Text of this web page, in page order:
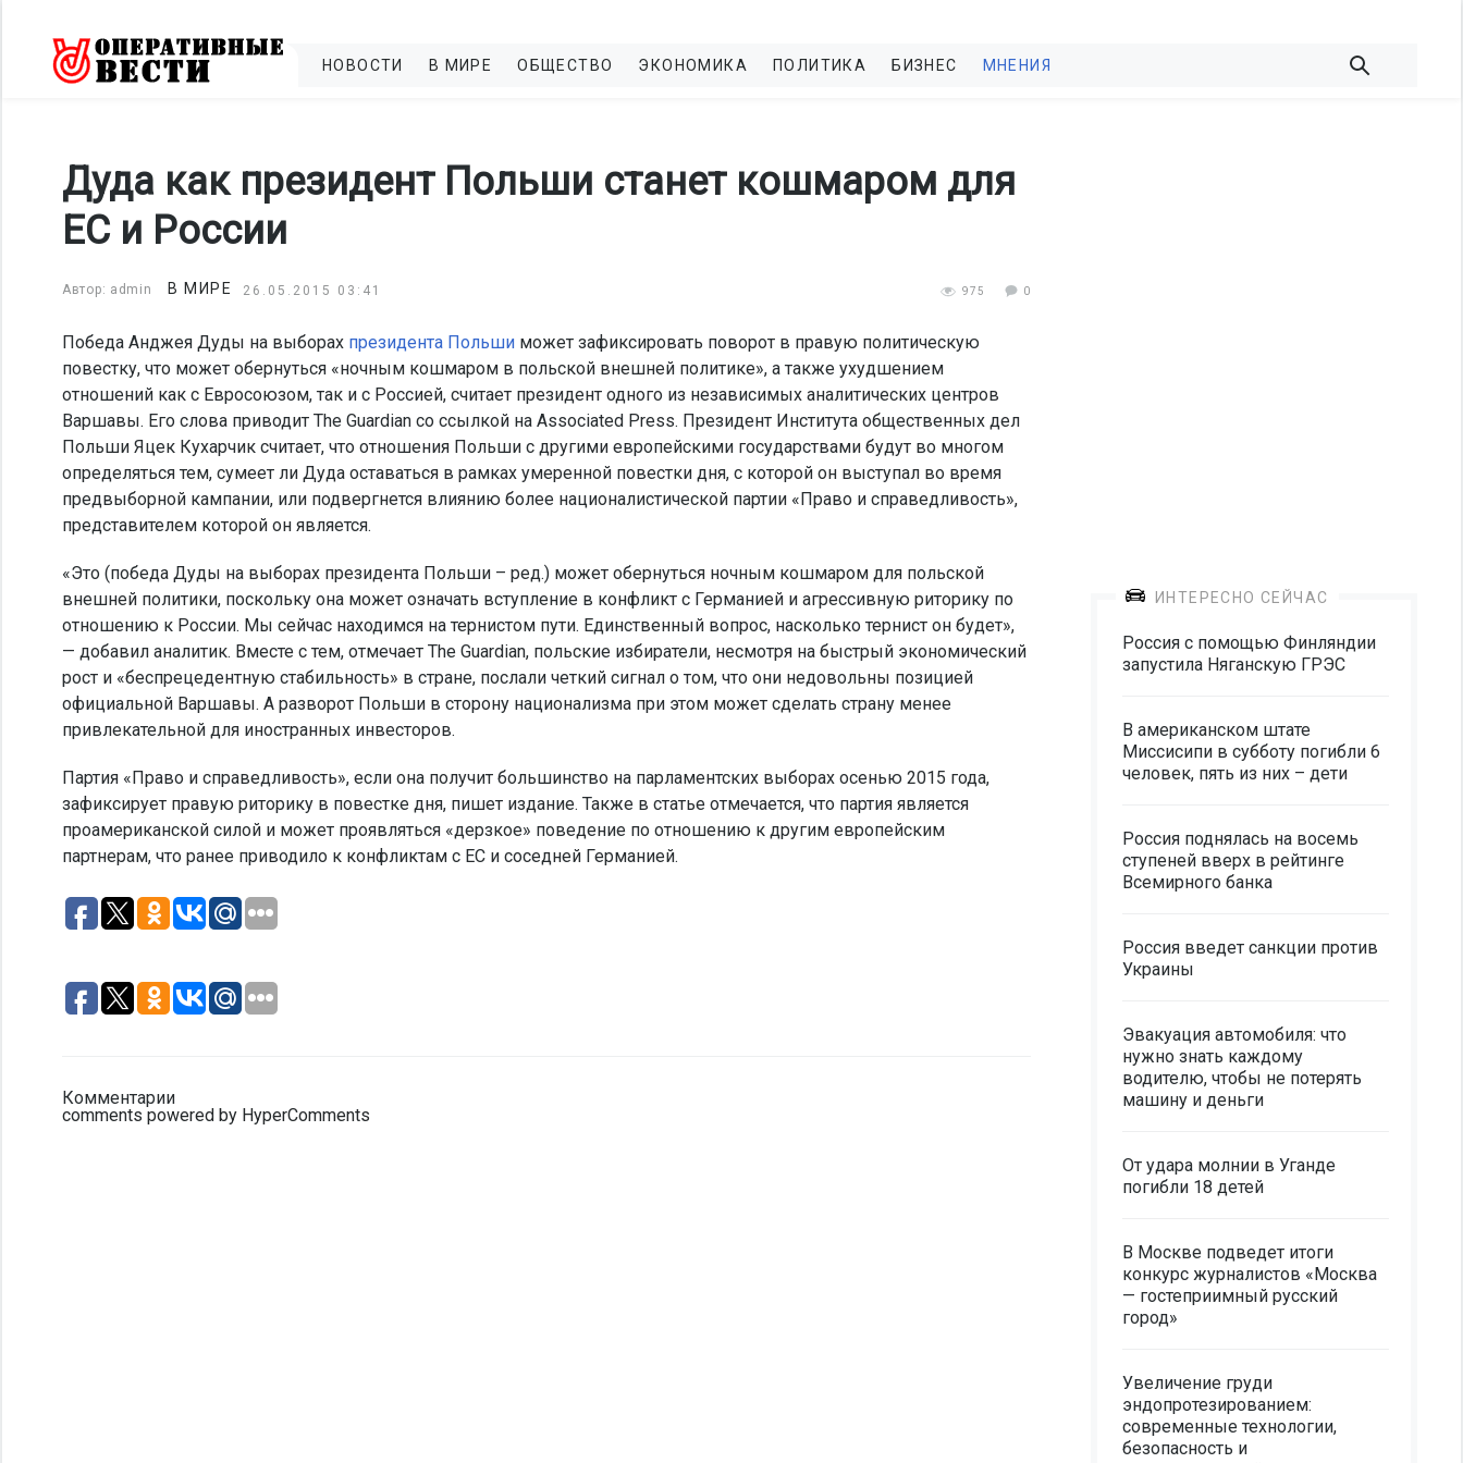
НОВОСТИ В МИРЕ ОБЩЕСТВО ЭКОНОМИКА ПОЛИТИКА БИЗНЕС МНЕНИЯ
Дуда как президент Польши станет кошмаром для
ЕС и России
Автор: admin В МИРЕ 26.05.2015 03:41 975 0
Победа Анджея Дуды на выборах президента Польши может зафиксировать поворот в правую политическую
повестку, что может обернуться «ночным кошмаром в польской внешней политике», а также ухудшением
отношений как с Евросоюзом, так и с Россией, считает президент одного из независимых аналитических центров
Варшавы. Его слова приводит The Guardian со ссылкой на Associated Press. Президент Института общественных дел
Польши Яцек Кухарчик считает, что отношения Польши с другими европейскими государствами будут во многом
определяться тем, сумеет ли Дуда оставаться в рамках умеренной повестки дня, с которой он выступал во время
предвыборной кампании, или подвергнется влиянию более националистической партии «Право и справедливость»,
представителем которой он является.
«Это (победа Дуды на выборах президента Польши – ред.) может обернуться ночным кошмаром для польской
внешней политики, поскольку она может означать вступление в конфликт с Германией и агрессивную риторику по
отношению к России. Мы сейчас находимся на тернистом пути. Единственный вопрос, насколько тернист он будет»,
— добавил аналитик. Вместе с тем, отмечает The Guardian, польские избиратели, несмотря на быстрый экономический
рост и «беспрецедентную стабильность» в стране, послали четкий сигнал о том, что они недовольны позицией
официальной Варшавы. А разворот Польши в сторону национализма при этом может сделать страну менее
привлекательной для иностранных инвесторов.
Партия «Право и справедливость», если она получит большинство на парламентских выборах осенью 2015 года,
зафиксирует правую риторику в повестке дня, пишет издание. Также в статье отмечается, что партия является
проамериканской силой и может проявляться «дерзкое» поведение по отношению к другим европейским
партнерам, что ранее приводило к конфликтам с ЕС и соседней Германией.
Комментарии
comments powered by HyperComments
ИНТЕРЕСНО СЕЙЧАС
Россия с помощью Финляндии
запустила Няганскую ГРЭС
В американском штате
Миссисипи в субботу погибли 6
человек, пять из них – дети
Россия поднялась на восемь
ступеней вверх в рейтинге
Всемирного банка
Россия введет санкции против
Украины
Эвакуация автомобиля: что
нужно знать каждому
водителю, чтобы не потерять
машину и деньги
От удара молнии в Уганде
погибли 18 детей
В Москве подведет итоги
конкурс журналистов «Москва
— гостеприимный русский
город»
Увеличение груди
эндопротезированием:
современные технологии,
безопасность и